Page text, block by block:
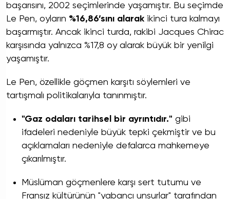
başarısını, 2002 seçimlerinde yaşamıştır. Bu seçimde
Le Pen, oyların %16,86’sını alarak ikinci tura kalmayı
başarmıştır. Ancak ikinci turda, rakibi Jacques Chirac
karşısında yalnızca %17,8 oy alarak büyük bir yenilgi
yaşamıştır.
Le Pen, özellikle göçmen karşıtı söylemleri ve
tartışmalı politikalarıyla tanınmıştır.
"Gaz odaları tarihsel bir ayrıntıdır." gibi
ifadeleri nedeniyle büyük tepki çekmiştir ve bu
açıklamaları nedeniyle defalarca mahkemeye
çıkarılmıştır.
Müslüman göçmenlere karşı sert tutumu ve
Fransız kültürünün "yabancı unsurlar" tarafından